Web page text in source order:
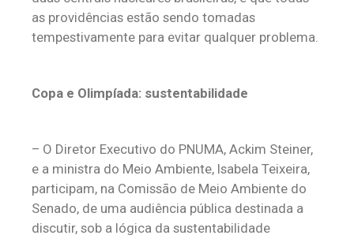
as providências estão sendo tomadas
tempestivamente para evitar qualquer problema.
Copa e Olimpíada: sustentabilidade
– O Diretor Executivo do PNUMA, Ackim Steiner,
e a ministra do Meio Ambiente, Isabela Teixeira,
participam, na Comissão de Meio Ambiente do
Senado, de uma audiência pública destinada a
discutir, sob a lógica da sustentabilidade